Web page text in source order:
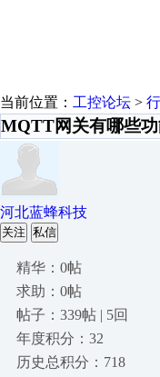
当前位置： 工控论坛 >
MQTT网关有哪些
河北蓝蜂科技
关注 私信
精华：0帖
求助：0帖
帖子：339帖 | 5回
年度积分：32
历史总积分：718